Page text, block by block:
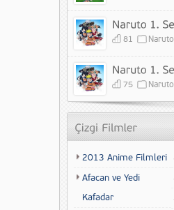
81 Naruto
75 Naruto
2013 Anime Filmleri
Afacan ve Yedi
Kafadar